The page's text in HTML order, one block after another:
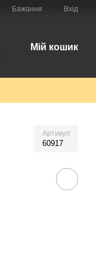
Бажання Вхід
Мій кошик
Артикул
60917